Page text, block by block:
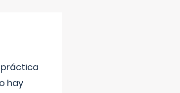
práctica
hay